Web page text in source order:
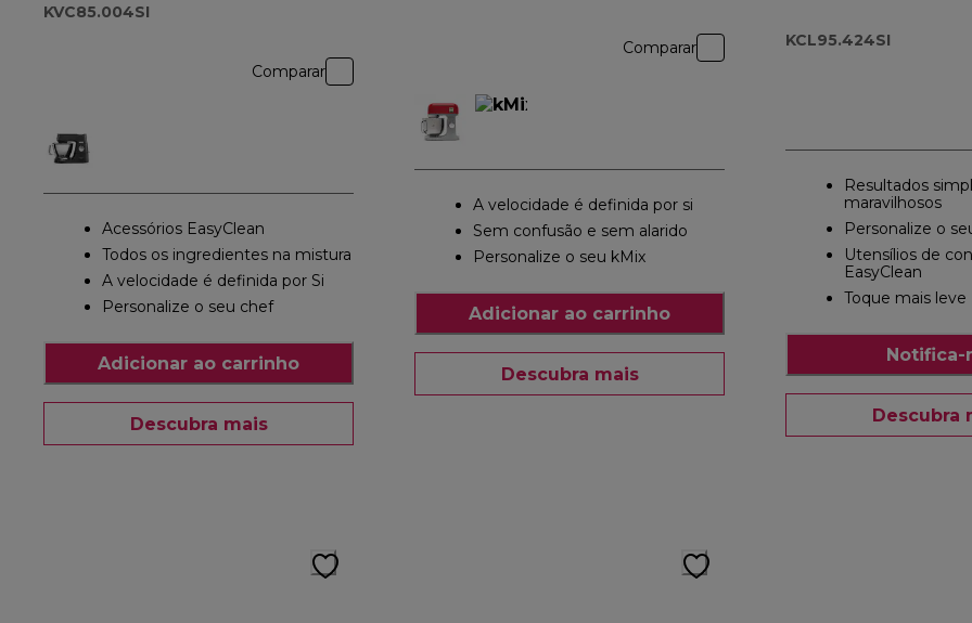
KVC85.004SI
Comparar
Acessórios EasyClean
Todos os ingredientes na mistura
A velocidade é definida por Si
Personalize o seu chef
Adicionar ao carrinho
Descubra mais
Comparar
A velocidade é definida por si
Sem confusão e sem alarido
Personalize o seu kMix
Adicionar ao carrinho
Descubra mais
KCL95.424SI
Resultados
maravilhosos
Personalize o
Utensílios de
EasyClean
Toque mais leve
Notifica-
Descubra